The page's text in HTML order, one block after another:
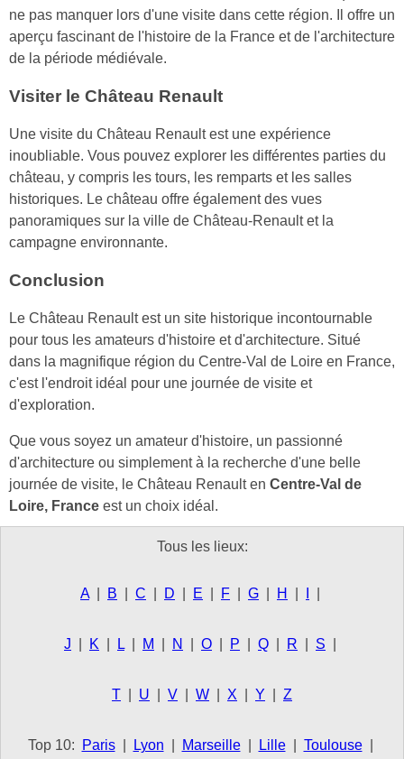
ne pas manquer lors d'une visite dans cette région. Il offre un
aperçu fascinant de l'histoire de la France et de l'architecture
de la période médiévale.
Visiter le Château Renault
Une visite du Château Renault est une expérience
inoubliable. Vous pouvez explorer les différentes parties du
château, y compris les tours, les remparts et les salles
historiques. Le château offre également des vues
panoramiques sur la ville de Château-Renault et la
campagne environnante.
Conclusion
Le Château Renault est un site historique incontournable
pour tous les amateurs d'histoire et d'architecture. Situé
dans la magnifique région du Centre-Val de Loire en France,
c'est l'endroit idéal pour une journée de visite et
d'exploration.
Que vous soyez un amateur d'histoire, un passionné
d'architecture ou simplement à la recherche d'une belle
journée de visite, le Château Renault en Centre-Val de
Loire, France est un choix idéal.
Tous les lieux:
A B C D E F G H
J K L M N O P Q R S
T U V W X Y Z
Top 10: Paris| Lyon Marseille| Lille| Toulouse|